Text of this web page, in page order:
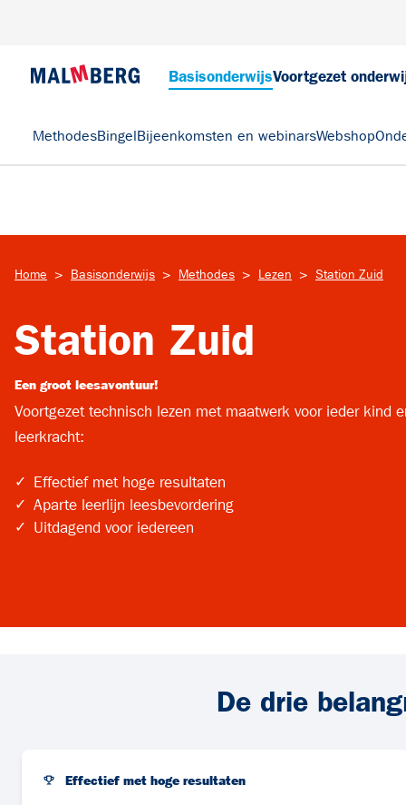
BasisonderwijsVoortgezet
MethodesBingelBijeenkomsten en webinarsWebshop
Home > Basisonderwijs > Methodes > Lezen > Station Zuid
Station Zuid
Een groot leesavontuur!
Voortgezet technisch lezen met maatwerk voor ieder kind
leerkracht:
✓ Effectief met hoge resultaten
✓ Aparte leerlijn leesbevordering
✓ Uitdagend voor iedereen
De drie
Effectief met hoge resultaten